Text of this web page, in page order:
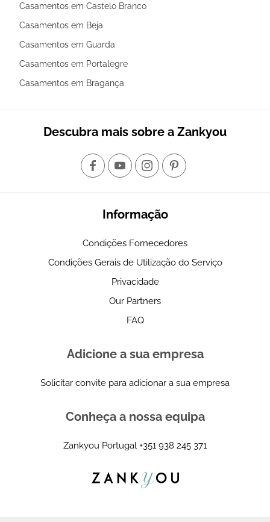
Casamentos em Castelo Branco
Casamentos em Beja
Casamentos em Guarda
Casamentos em Portalegre
Casamentos em Bragança
Descubra mais sobre a Zankyou
Informação
Condições Fornecedores
Condições Gerais de Utilização do Serviço
Privacidade
Our Partners
FAQ
Adicione a sua empresa
Solicitar convite para adicionar a sua empresa
Conheça a nossa equipa
Zankyou Portugal +351 938 245 371